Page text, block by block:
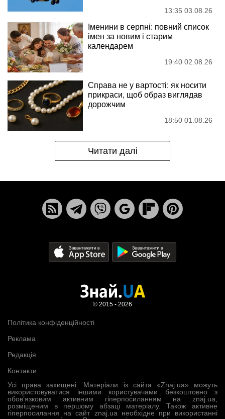
13:35 03.08.26
Іменини в серпні: повний список
імен за новим і старим
календарем
19:40 02.08.26
Справа не у вартості: як носити
прикраси, щоб образ виглядав
дорожчим
18:50 01.08.26
Читати далі
Усі права захищені. Матеріали із сайта «Znaj.ua» можуть
використовуватися іншими користувачами безкоштовно з
обов’язковим активним гіперпосиланням на znaj.ua,
розміщеним в першому абзаці матеріалу. Також активне
гіперпосилання на сайт znaj.ua необхідне при використанні
Політика конфіденційності
Реклама
Редакція
Контакти
© 2015 - 2026